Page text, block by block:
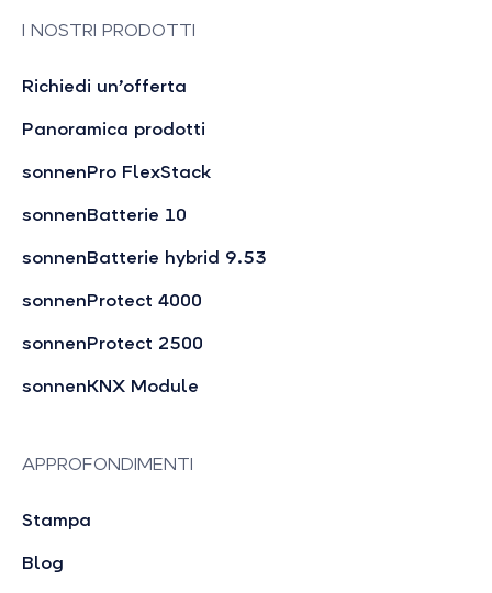
I NOSTRI PRODOTTI
Richiedi un’offerta
Panoramica prodotti
sonnenPro FlexStack
sonnenBatterie 10
sonnenBatterie hybrid 9.53
sonnenProtect 4000
sonnenProtect 2500
sonnenKNX Module
APPROFONDIMENTI
Stampa
Blog